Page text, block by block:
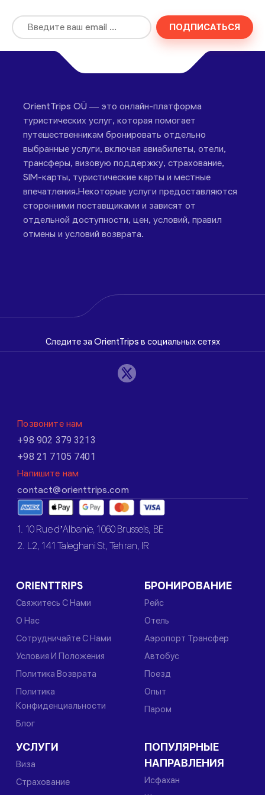
ПОДПИСАТЬСЯ
OrientTrips OÜ — это онлайн-платформа
туристических услуг, которая помогает
путешественникам бронировать отдельно
выбранные услуги, включая авиабилеты, отели,
трансферы, визовую поддержку, страхование,
SIM-карты, туристические карты и местные
впечатления.Некоторые услуги предоставляются
сторонними поставщиками и зависят от
отдельной доступности, цен, условий, правил
отмены и условий возврата.
Следите за OrientTrips в социальных сетях
Позвоните нам
+98 902 379 3213
+98 21 7105 7401
Напишите нам
contact@orienttrips.com
1. 10 Rue d’Albanie, 1060 Brussels, BE
2. L2, 141 Taleghani St, Tehran, IR
ORIENTTRIPS
Свяжитесь С Нами
О Нас
Сотрудничайте С Нами
Условия И Положения
Политика Возврата
Политика
Конфиденциальности
Блог
БРОНИРОВАНИЕ
Рейс
Отель
Аэропорт Трансфер
Автобус
Поезд
Опыт
Паром
УСЛУГИ
Виза
Страхование
ПОПУЛЯРНЫЕ
НАПРАВЛЕНИЯ
Исфахан